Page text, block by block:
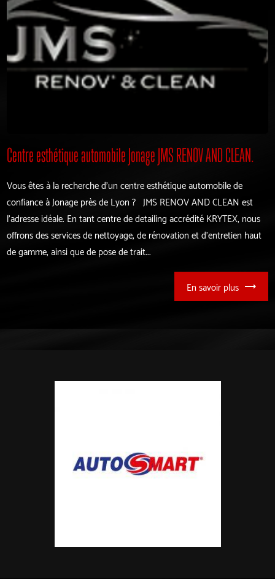
Centre esthétique automobile Jonage JMS RENOV AND CLEAN.
Vous êtes à la recherche d'un centre esthétique automobile de
confiance à Jonage près de Lyon ? JMS RENOV AND CLEAN est
l'adresse idéale. En tant centre de detailing accrédité KRYTEX, nous
offrons des services de nettoyage, de rénovation et d'entretien haut
de gamme, ainsi que de pose de trait...
En savoir plus